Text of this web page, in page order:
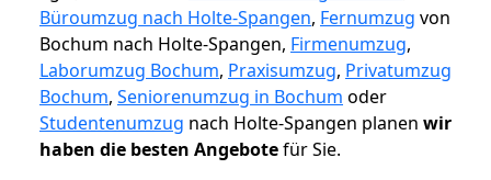
Büroumzug nach Holte-Spangen, Fernumzug von
Bochum nach Holte-Spangen, Firmenumzug,
Laborumzug Bochum, Praxisumzug, Privatumzug
Bochum, Seniorenumzug in Bochum oder
Studentenumzug nach Holte-Spangen planen wir
haben die besten Angebotefür Sie.